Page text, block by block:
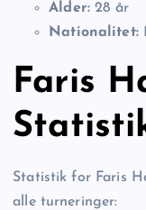
Alder:28 år
Nationalitet:
Faris
Statistik for Faris
alle turneringer: